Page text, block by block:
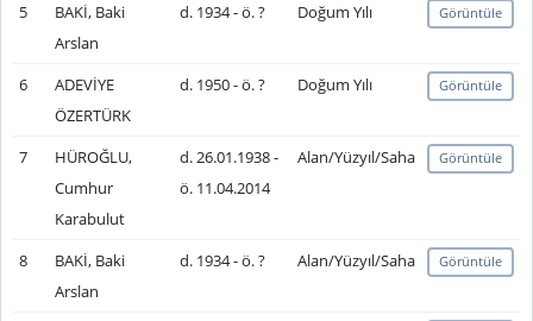
5
BAKİ, Baki
Arslan
d. 1934 - ö. ? Doğum Yılı Görüntüle
6
ADEVİYE
ÖZERTÜRK
d. 1950 - ö. ? Doğum Yılı Görüntüle
7
HÜROĞLU,
Cumhur
Karabulut
d. 26.01.1938 -
ö. 11.04.2014
Alan/Yüzyıl/Saha Görüntüle
8
BAKİ, Baki
Arslan
d. 1934 - ö. ? Alan/Yüzyıl/Saha Görüntüle